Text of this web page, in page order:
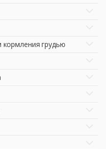
грудью